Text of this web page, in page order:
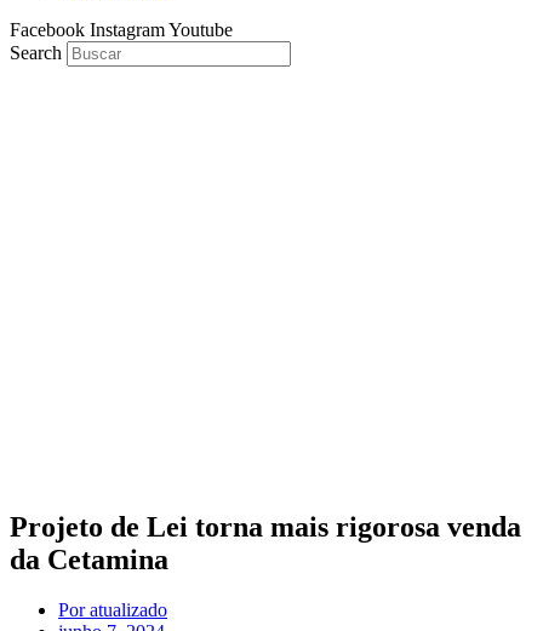
Facebook InstagramYoutube
Search
Projeto de Lei torna mais rigorosa venda
da Cetamina
Poratualizado